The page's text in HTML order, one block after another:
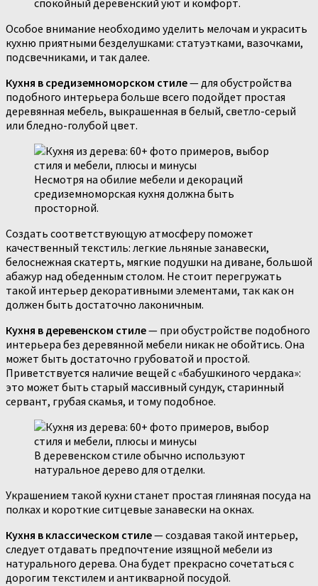
спокойный деревенский уют и комфорт.
Особое внимание необходимо уделить мелочам и украсить
кухню приятными безделушками: статуэтками, вазочками,
подсвечниками, и так далее.
Кухня в средиземноморском стиле— для обустройства
подобного интерьера больше всего подойдет простая
деревянная мебель, выкрашенная в белый, светло-серый
или бледно-голубой цвет.
Несмотря на обилие мебели и декораций
средиземноморская кухня должна быть
просторной.
Создать соответствующую атмосферу поможет
качественный текстиль: легкие льняные занавески,
белоснежная скатерть, мягкие подушки на диване, большой
абажур над обеденным столом. Не стоит перегружать
такой интерьер декоративными элементами, так как он
должен быть достаточно лаконичным.
Кухня в деревенском стиле— при обустройстве подобного
интерьера без деревянной мебели никак не обойтись. Она
может быть достаточно грубоватой и простой.
Приветствуется наличие вещей с «бабушкиного чердака»:
это может быть старый массивный сундук, старинный
сервант, грубая скамья, и тому подобное.
В деревенском стиле обычно используют
натуральное дерево для отделки.
Украшением такой кухни станет простая глиняная посуда на
полках и короткие ситцевые занавески на окнах.
Кухня в классическом стиле— создавая такой интерьер,
следует отдавать предпочтение изящной мебели из
натурального дерева. Она будет прекрасно сочетаться с
дорогим текстилем и антикварной посудой.